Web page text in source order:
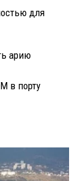
для
арию
в порту